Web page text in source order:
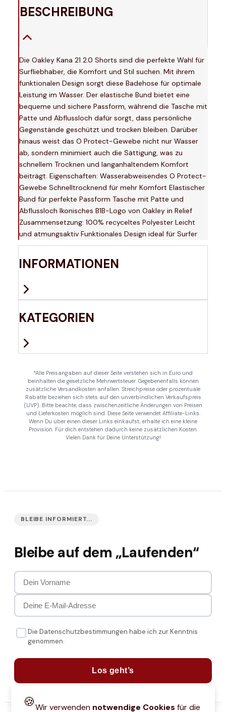
BESCHREIBUNG
Die Oakley Kana 21 2.0 Shorts sind die perfekte Wahl für
Surfliebhaber, die Komfort und Stil suchen. Mit ihrem
funktionalen Design sorgt diese Badehose für optimale
Leistung im Wasser. Der elastische Bund bietet eine
bequeme und sichere Passform, während die Tasche mit
Patte und Abflussloch dafür sorgt, dass persönliche
Gegenstände geschützt und trocken bleiben. Darüber
hinaus weist das O Protect-Gewebe nicht nur Wasser
ab, sondern minimiert auch die Sättigung, was zu
schnellem Trocknen und langanhaltendem Komfort
beiträgt. Eigenschaften: Wasserabweisendes O Protect-
Gewebe Schnelltrocknend für mehr Komfort Elastischer
Bund für perfekte Passform Tasche mit Patte und
Abflussloch Ikonisches B1B-Logo von Oakley in Relief
Zusammensetzung: 100% recyceltes Polyester Leicht
und atmungsaktiv Funktionales Design ideal für Surfer
INFORMATIONEN
KATEGORIEN
*Alle Preisangaben auf dieser Seite verstehen sich in Euro und
beinhalten die gesetzliche Mehrwertsteuer. Gegebenenfalls können
zusätzliche Versandkosten anfallen. Streichpreise oder prozentuale
Rabatte beziehen sich stets auf den unverbindlichen Verkaufspreis
(UVP). Bitte beachte, dass zwischenzeitliche Änderungen von Preisen
und Lieferkosten möglich sind. Diese Seite verwendet Affiliate-Links.
Wenn Du über einen dieser Links einkaufst, erhalte ich eine kleine
Provision. Für dich entstehen dadurch keine zusätzlichen Kosten.
Vielen Dank für Deine Unterstützung!
BLEIBE INFORMIERT...
Bleibe auf dem „Laufenden“
Die Datenschutzbestimmungen habe ich zur Kenntnis
genommen.
Los geht’s
🍪Wir verwenden notwendige Cookies für die